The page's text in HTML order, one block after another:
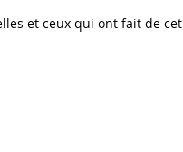
et ceux qui ont fait de cet